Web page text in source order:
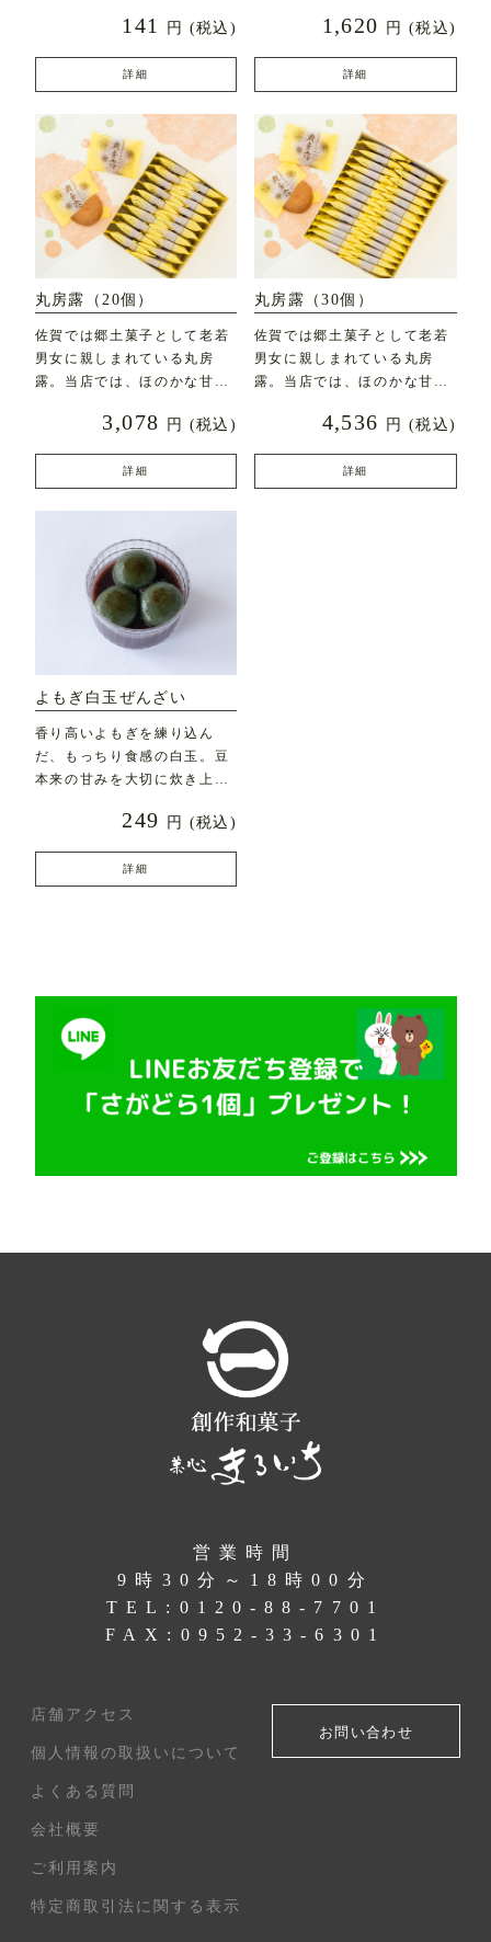
141 円 (税込)
詳細
1,620 円 (税込)
詳細
丸房露（20個）
佐賀では郷土菓子として老若
男女に親しまれている丸房
露。当店では、ほのかな甘み
3,078 円 (税込)
詳細
丸房露（30個）
佐賀では郷土菓子として老若
男女に親しまれている丸房
露。当店では、ほのかな甘み
4,536 円 (税込)
詳細
よもぎ白玉ぜんざい
香り高いよもぎを練り込ん
だ、もっちり食感の白玉。豆
本来の甘みを大切に炊き上げ
249 円 (税込)
詳細
営業時間
9時30分～18時00分
TEL: 0120-88-7701
FAX:0952-33-6301
お問い合わせ
店舗アクセス
個人情報の取扱いについて
よくある質問
会社概要
ご利用案内
特定商取引法に関する表示